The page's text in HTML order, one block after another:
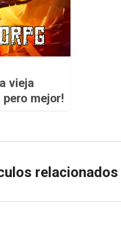
vieja
pero mejor!
relacionados